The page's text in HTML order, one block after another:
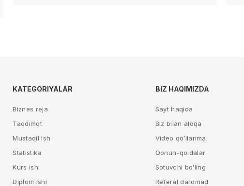
KATEGORIYALAR
Biznes reja
Taqdimot
Mustaqil ish
Statistika
Kurs ishi
Diplom ishi
BIZ HAQIMIZDA
Sayt haqida
Biz bilan aloqa
Video qo’llanma
Qonun-qoidalar
Sotuvchi bo’ling
Referal daromad